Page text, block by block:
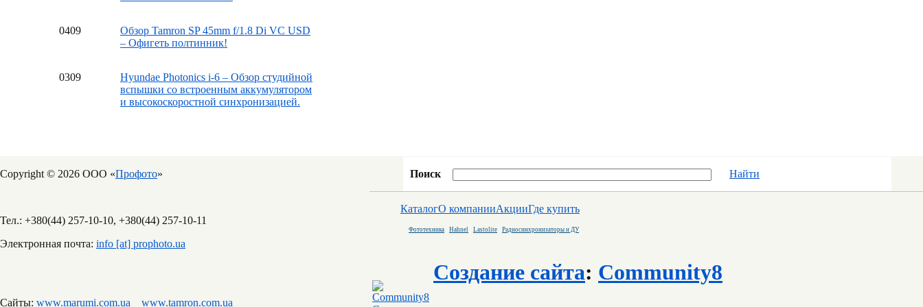
0409
Обзор Tamron SP 45mm f/1.8 Di VC USD
– Офигеть полтинник!
0309
Hyundae Photonics i-6 – Обзор студийной
вспышки со встроенным аккумулятором
и высокоскоростной синхронизацией.
Copyright © 2026 ООО «Профото»
Тел.: +380(44) 257-10-10, +380(44) 257-10-11
Электронная почта: info [at] prophoto.ua
Сайты: www.marumi.com.ua www.tamron.com.ua
Поиск Найти
КаталогО компанииАкцииГде купить
Фототехника Hahnel Lastolite Радиосинхронизаторы и ДУ
Создание сайта: Community8